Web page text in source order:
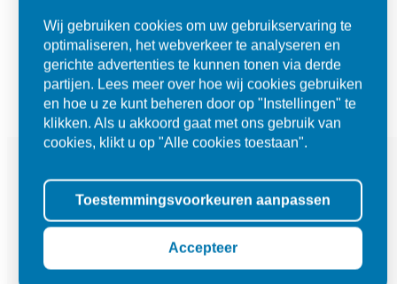
Wij gebruiken cookies om uw gebruikservaring te
optimaliseren, het webverkeer te analyseren en
gerichte advertenties te kunnen tonen via derde
partijen. Lees meer over hoe wij cookies gebruiken
en hoe u ze kunt beheren door op "Instellingen" te
klikken. Als u akkoord gaat met ons gebruik van
cookies, klikt u op "Alle cookies toestaan".
Toestemmingsvoorkeuren aanpassen
Accepteer